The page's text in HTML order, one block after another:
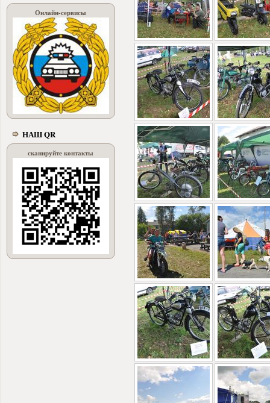
Онлайн-сервисы
НАШ QR
сканируйте контакты